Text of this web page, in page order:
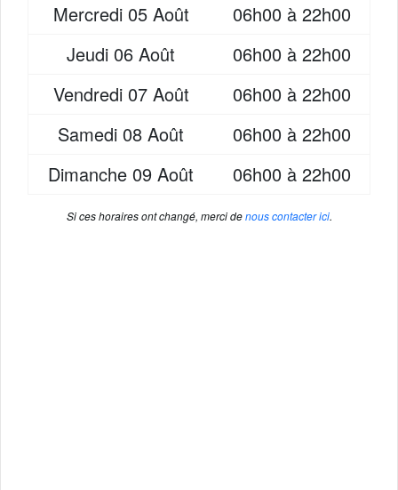
Mercredi 05 Août
06h00 à 22h00
Jeudi 06 Août
06h00 à 22h00
Vendredi 07 Août
06h00 à 22h00
Samedi 08 Août
06h00 à 22h00
Dimanche 09 Août 06h00 à 22h00
Si ces horaires ont changé, merci denous contacter ici.